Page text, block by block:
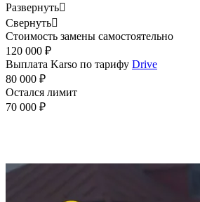
Развернуть
Свернуть
Стоимость замены самостоятельно
120 000 ₽
Выплата Karso по тарифу Drive
80 000 ₽
Остался лимит
70 000 ₽